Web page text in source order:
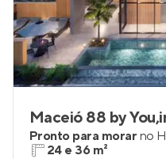
Maceió 88 by
Pronto para morar no
24 e 36 m²